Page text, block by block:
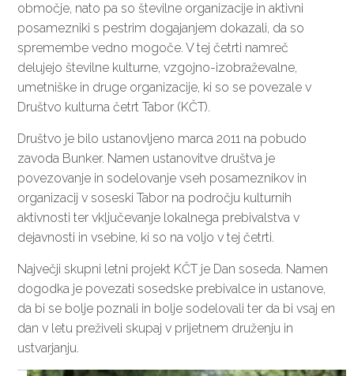
območje, nato pa so številne organizacije in aktivni
posamezniki s pestrim dogajanjem dokazali, da so
spremembe vedno mogoče. V tej četrti namreč
delujejo številne kulturne, vzgojno-izobraževalne,
umetniške in druge organizacije, ki so se povezale v
Društvo kulturna četrt Tabor (KČT).
Društvo je bilo ustanovljeno marca 2011 na pobudo
zavoda Bunker. Namen ustanovitve društva je
povezovanje in sodelovanje vseh posameznikov in
organizacij v soseski Tabor na področju kulturnih
aktivnosti ter vključevanje lokalnega prebivalstva v
dejavnosti in vsebine, ki so na voljo v tej četrti.
Največji skupni letni projekt KČT je Dan soseda. Namen
dogodka je povezati sosedske prebivalce in ustanove,
da bi se bolje poznali in bolje sodelovali ter da bi vsaj en
dan v letu preživeli skupaj v prijetnem druženju in
ustvarjanju.